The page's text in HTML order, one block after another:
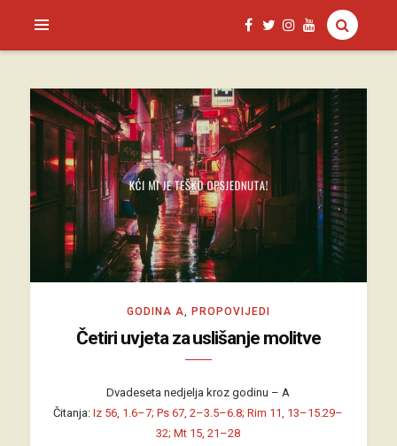
SAGUD.XYZ
GODINA A PROPOVIJEDI
Četiri uvjeta za uslišanje molitve
Dvadeseta nedjelja kroz godinu – A
Čitanja:Iz 56, 1.6–7; Ps 67, 2–3.5–6.8; Rim 11, 13–15.29–
32; Mt 15, 21–28